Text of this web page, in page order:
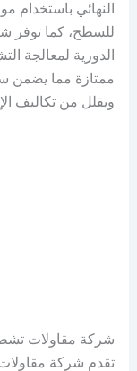
النهائي باستخدام
للسطح، كما توفر
الدورية لمعالجة
ممتازة مما يضمن
ويقلل من تكاليف
شركة مقاولات
تقدم شركة